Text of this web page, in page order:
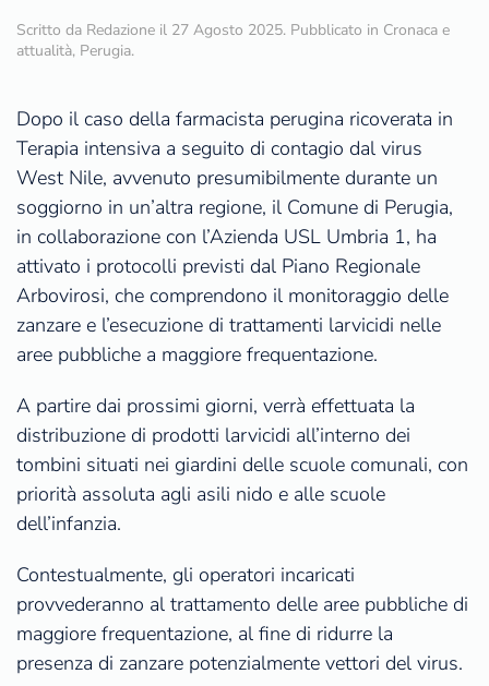
Scritto da Redazione il 27 Agosto 2025. Pubblicato in Cronaca e
attualità, Perugia.
Dopo il caso della farmacista perugina ricoverata in
Terapia intensiva a seguito di contagio dal virus
West Nile, avvenuto presumibilmente durante un
soggiorno in un’altra regione, il Comune di Perugia,
in collaborazione con l’Azienda USL Umbria 1, ha
attivato i protocolli previsti dal Piano Regionale
Arbovirosi, che comprendono il monitoraggio delle
zanzare e l’esecuzione di trattamenti larvicidi nelle
aree pubbliche a maggiore frequentazione.
A partire dai prossimi giorni, verrà effettuata la
distribuzione di prodotti larvicidi all’interno dei
tombini situati nei giardini delle scuole comunali, con
priorità assoluta agli asili nido e alle scuole
dell’infanzia.
Contestualmente, gli operatori incaricati
provvederanno al trattamento delle aree pubbliche di
maggiore frequentazione, al fine di ridurre la
presenza di zanzare potenzialmente vettori del virus.